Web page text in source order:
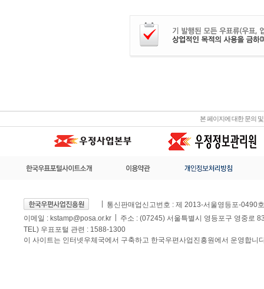
본 페이지에 대한 문의
통신판매업신고번호 : 제 2013-서울영등포-0490호
이메일 : kstamp@posa.or.kr
주소 : (07245) 서울특별시 영등포구 영중로
TEL) 우표포털 관련 : 1588-1300
이 사이트는 인터넷우체국에서 구축하고 한국우편사업진흥원에서 운영합니